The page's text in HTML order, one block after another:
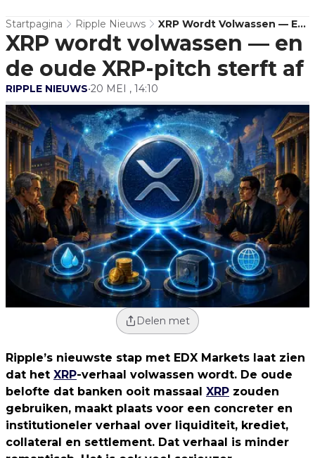
Startpagina Ripple Nieuws
XRP Wordt Volwassen — En
De Oude XRP-Pitch Sterft
Af
XRP wordt volwassen — en
de oude XRP-pitch sterft af
RIPPLE NIEUWS•20 MEI , 14:10
Delen met
Ripple’s nieuwste stap met EDX Markets laat zien
dat het XRP-verhaal volwassen wordt. De oude
belofte dat banken ooit massaal XRP zouden
gebruiken, maakt plaats voor een concreter en
institutioneler verhaal over liquiditeit, krediet,
collateral en settlement. Dat verhaal is minder